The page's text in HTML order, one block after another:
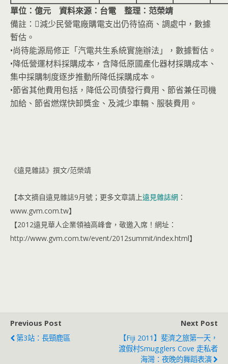
單位：億元 資料來源：台電 整理：范榮靖
備註：減少民營電廠購電支出仍待協商、調處中，數據
暫估。
•尚待能源局修正「汽電共生系統實施辦法」，數據暫估。
•降低營運材料採購成本，含降低原國產化器材採購成本、
集中採購制度逐步推動所降低採購成本。
•節省其他費用包括，降低公司債發行費用、節省兼任司機
加給、節省燃煤快卸獎金、及減少車輛、服裝費用。
《遠見雜誌》撰文∕范榮靖
【本文摘自遠見雜誌9月號；更多文章請上遠見雜誌網 ：
www.gvm.com.tw】
【2012遠見華人企業領袖高峰會，敬邀入席！網址：
http://www.gvm.com.tw/event/2012summit/index.html】
Previous Post
第3站：長頸鹿區
Next Post
【Fiji 2011】斐濟之旅第一天，
渡假村Smugglers Cove 走私者
海灣：夜晚的舞蹈表演